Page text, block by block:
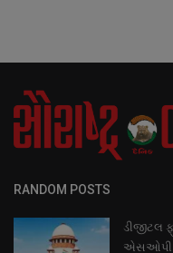
RANDOM POSTS
ડીજીટલ
એસઓપી